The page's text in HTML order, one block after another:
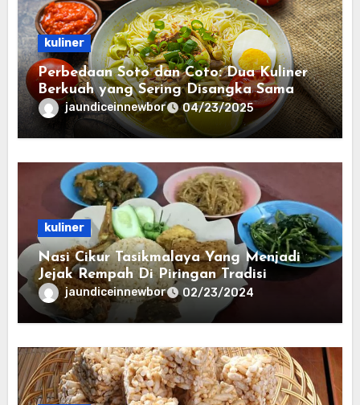
kuliner
Perbedaan Soto dan Coto: Dua Kuliner
Berkuah yang Sering Disangka Sama
jaundiceinnewbor 04/23/2025
kuliner
Nasi Cikur Tasikmalaya Yang Menjadi
Jejak Rempah Di Piringan Tradisi
jaundiceinnewbor 02/23/2024